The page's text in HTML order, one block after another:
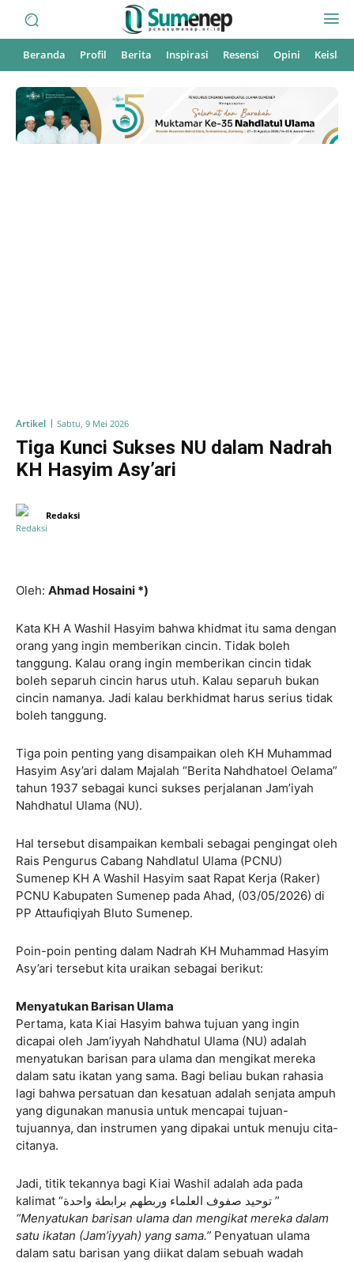
Beranda Profil Berita Inspirasi Resensi Opini
Artikel Sabtu, 9 Mei 2026
Tiga Kunci Sukses NU dalam Nadrah
KH Hasyim Asy’ari
Redaksi
Oleh: Ahmad Hosaini *)
Kata KH A Washil Hasyim bahwa khidmat itu sama dengan
orang yang ingin memberikan cincin. Tidak boleh
tanggung. Kalau orang ingin memberikan cincin tidak
boleh separuh cincin harus utuh. Kalau separuh bukan
cincin namanya. Jadi kalau berkhidmat harus serius tidak
boleh tanggung.
Tiga poin penting yang disampaikan oleh KH Muhammad
Hasyim Asy’ari dalam Majalah “Berita Nahdhatoel Oelama”
tahun 1937 sebagai kunci sukses perjalanan Jam’iyah
Nahdhatul Ulama (NU).
Hal tersebut disampaikan kembali sebagai pengingat oleh
Rais Pengurus Cabang Nahdlatul Ulama (PCNU)
Sumenep KH A Washil Hasyim saat Rapat Kerja (Raker)
PCNU Kabupaten Sumenep pada Ahad, (03/05/2026) di
PP Attaufiqiyah Bluto Sumenep.
Poin-poin penting dalam Nadrah KH Muhammad Hasyim
Asy’ari tersebut kita uraikan sebagai berikut:
Menyatukan Barisan Ulama
Pertama, kata Kiai Hasyim bahwa tujuan yang ingin
dicapai oleh Jam’iyyah Nahdhatul Ulama (NU) adalah
menyatukan barisan para ulama dan mengikat mereka
dalam satu ikatan yang sama. Bagi beliau bukan rahasia
lagi bahwa persatuan dan kesatuan adalah senjata ampuh
yang digunakan manusia untuk mencapai tujuan-
tujuannya, dan instrumen yang dipakai untuk menuju cita-
citanya.
Jadi, titik tekannya bagi Kiai Washil adalah ada pada
kalimat “توحيد صفوف العلماء وربطهم برابطة واحدة ”
“Menyatukan barisan ulama dan mengikat mereka dalam
satu ikatan (Jam’iyyah) yang sama.” Penyatuan ulama
dalam satu barisan yang diikat dalam sebuah wadah